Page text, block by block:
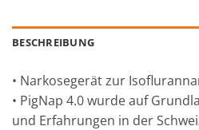
BESCHREIBUNG
• Narkosegerät zur
• PigNap 4.0 wurde auf
und Erfahrungen in der